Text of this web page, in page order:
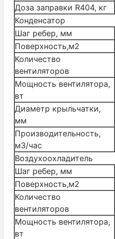
Доза заправки R404, кг
Конденсатор
Шаг ребер, мм
Поверхность,м2
Количество
вентиляторов
Мощность вентилятора,
вт
Диаметр крыльчатки,
мм
Производительность,
м3/час
Воздухоохладитель
Шаг ребер, мм
Поверхность,м2
Количество
вентиляторов
Мощность вентилятора,
вт